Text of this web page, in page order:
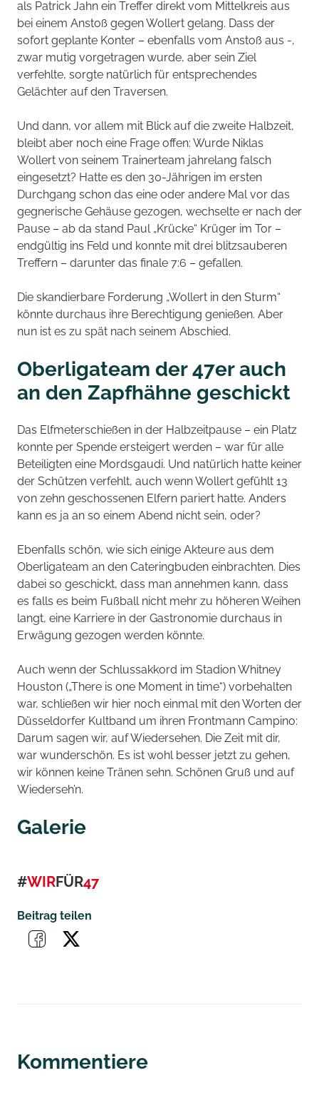
als Patrick Jahn ein Treffer direkt vom Mittelkreis aus
bei einem Anstoß gegen Wollert gelang. Dass der
sofort geplante Konter – ebenfalls vom Anstoß aus -,
zwar mutig vorgetragen wurde, aber sein Ziel
verfehlte, sorgte natürlich für entsprechendes
Gelächter auf den Traversen.
Und dann, vor allem mit Blick auf die zweite Halbzeit,
bleibt aber noch eine Frage offen: Wurde Niklas
Wollert von seinem Trainerteam jahrelang falsch
eingesetzt? Hatte es den 30-Jährigen im ersten
Durchgang schon das eine oder andere Mal vor das
gegnerische Gehäuse gezogen, wechselte er nach der
Pause – ab da stand Paul „Krücke“ Krüger im Tor –
endgültig ins Feld und konnte mit drei blitzsauberen
Treffern – darunter das finale 7:6 – gefallen.
Die skandierbare Forderung „Wollert in den Sturm“
könnte durchaus ihre Berechtigung genießen. Aber
nun ist es zu spät nach seinem Abschied.
Oberligateam der 47er auch
an den Zapfhähne geschickt
Das Elfmeterschießen in der Halbzeitpause – ein Platz
konnte per Spende ersteigert werden – war für alle
Beteiligten eine Mordsgaudi. Und natürlich hatte keiner
der Schützen verfehlt, auch wenn Wollert gefühlt 13
von zehn geschossenen Elfern pariert hatte. Anders
kann es ja an so einem Abend nicht sein, oder?
Ebenfalls schön, wie sich einige Akteure aus dem
Oberligateam an den Cateringbuden einbrachten. Dies
dabei so geschickt, dass man annehmen kann, dass
es falls es beim Fußball nicht mehr zu höheren Weihen
langt, eine Karriere in der Gastronomie durchaus in
Erwägung gezogen werden könnte.
Auch wenn der Schlussakkord im Stadion Whitney
Houston („There is one Moment in time“) vorbehalten
war, schließen wir hier noch einmal mit den Worten der
Düsseldorfer Kultband um ihren Frontmann Campino:
Darum sagen wir, auf Wiedersehen. Die Zeit mit dir,
war wunderschön. Es ist wohl besser jetzt zu gehen,
wir können keine Tränen sehn. Schönen Gruß und auf
Wiederseh’n.
Galerie
#WIRFÜR47
Beitrag teilen
Kommentiere